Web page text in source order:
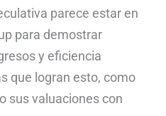
parece estar en
para demostrar
y eficiencia
que logran esto, como
sus valuaciones con